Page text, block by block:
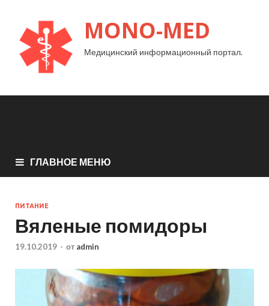
MONO-MED
Медицинский информационный портал.
ГЛАВНОЕ МЕНЮ
ПИТАНИЕ
Вяленые помидоры
19.10.2019 - от admin